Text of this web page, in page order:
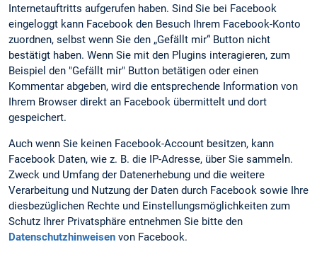
Internetauftritts aufgerufen haben. Sind Sie bei Facebook
eingeloggt kann Facebook den Besuch Ihrem Facebook-Konto
zuordnen, selbst wenn Sie den „Gefällt mir“ Button nicht
bestätigt haben. Wenn Sie mit den Plugins interagieren, zum
Beispiel den "Gefällt mir" Button betätigen oder einen
Kommentar abgeben, wird die entsprechende Information von
Ihrem Browser direkt an Facebook übermittelt und dort
gespeichert.
Auch wenn Sie keinen Facebook-Account besitzen, kann
Facebook Daten, wie z. B. die IP-Adresse, über Sie sammeln.
Zweck und Umfang der Datenerhebung und die weitere
Verarbeitung und Nutzung der Daten durch Facebook sowie Ihre
diesbezüglichen Rechte und Einstellungsmöglichkeiten zum
Schutz Ihrer Privatsphäre entnehmen Sie bitte den
Datenschutzhinweisen von Facebook.